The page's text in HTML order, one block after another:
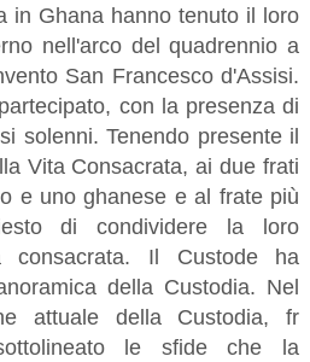
in Ghana hanno tenuto il loro
nell'arco del quadrennio a
San Francesco d'Assisi.
con la presenza di
solenni. Tenendo presente il
Vita Consacrata, ai due frati
e uno ghanese e al frate più
di condividere la loro
consacrata. Il Custode ha
della Custodia. Nel
attuale della Custodia, fr
le sfide che la